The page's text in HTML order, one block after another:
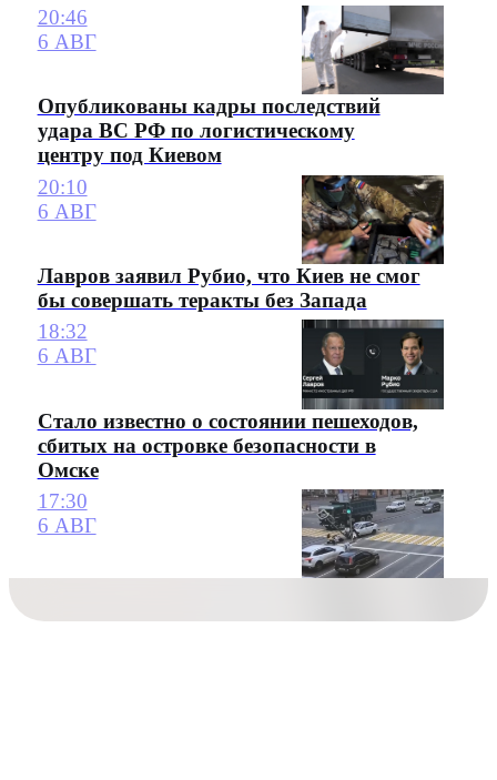
20:46
6 АВГ
Опубликованы кадры последствий
удара ВС РФ по логистическому
центру под Киевом
20:10
6 АВГ
Лавров заявил Рубио, что Киев не смог
бы совершать теракты без Запада
18:32
6 АВГ
Стало известно о состоянии пешеходов,
сбитых на островке безопасности в
Омске
17:30
6 АВГ